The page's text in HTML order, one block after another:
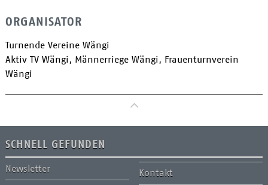
ORGANISATOR
Turnende Vereine Wängi
Aktiv TV Wängi, Männerriege Wängi, Frauenturnverein
Wängi
zum Seitenanfang
SCHNELL GEFUNDEN
Newsletter Kontakt